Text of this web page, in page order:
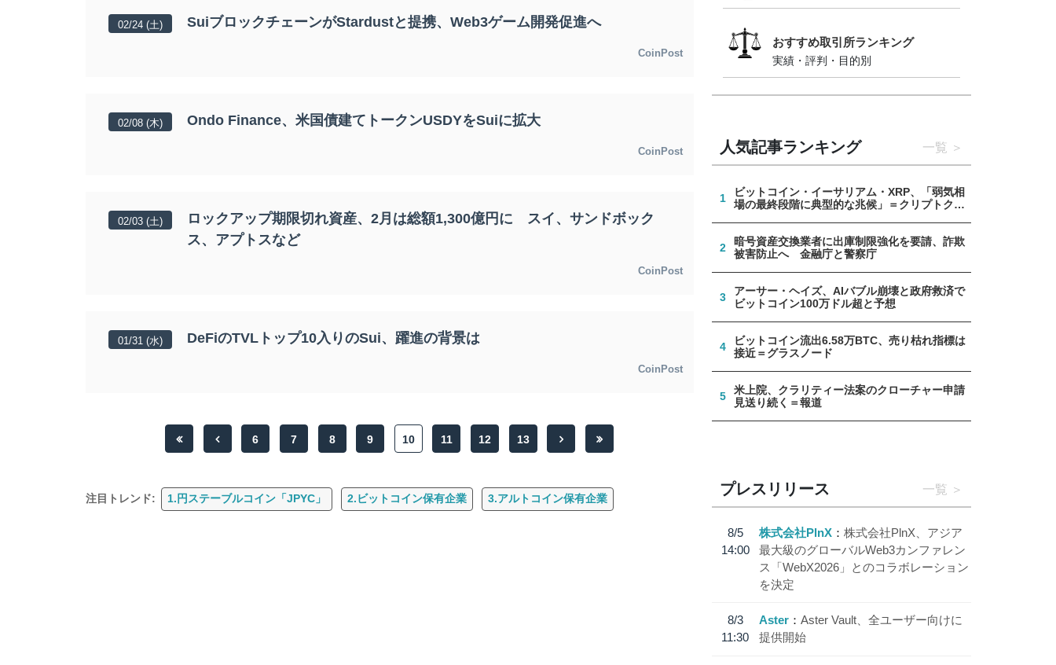
02/24 (土) SuiブロックチェーンがStardustと提携、Web3ゲーム開発促進へ
CoinPost
02/08 (木) Ondo Finance、米国債建てトークンUSDYをSuiに拡大
CoinPost
02/03 (土)
ロックアップ期限切れ資産、2月は総額1,300億円に スイ、サンドボック
ス、アプトスなど
CoinPost
01/31 (水) DeFiのTVLトップ10入りのSui、躍進の背景は
CoinPost
6 7 8 9 10 11 12 13
注目トレンド: 1.円ステーブルコイン「JPYC」 2.ビットコイン保有企業 3.アルトコイン保有企業
おすすめ取引所ランキング
実績・評判・目的別
人気記事ランキング 一覧
1
ビットコイン・イーサリアム・XRP、「弱気相
場の最終段階に典型的な兆候」＝クリプトクア
2
暗号資産交換業者に出庫制限強化を要請、詐欺
被害防止へ 金融庁と警察庁
3
アーサー・ヘイズ、AIバブル崩壊と政府救済で
ビットコイン100万ドル超と予想
4
ビットコイン流出6.58万BTC、売り枯れ指標は
接近＝グラスノード
5
米上院、クラリティー法案のクローチャー申請
見送り続く＝報道
プレスリリース 一覧
8/5
14:00
株式会社PlnX
株式会社PlnX、アジア
最大級のグローバルWeb3カンファレン
ス「WebX2026」とのコラボレーション
を決定
8/3
11:30
Aster
Aster Vault、全ユーザー向けに
提供開始